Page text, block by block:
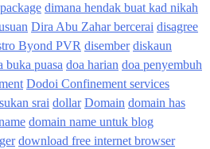
dimana hendak buat kad nikah
Dira Abu Zahar bercerai disagree
Byond PVR disember diskaun
buka puasa doa harian doa penyembuh
Dodoi Confinement services
srai dollar Domain domain has
domain name untuk blog
download free internet browser